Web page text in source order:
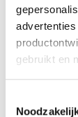
gebruikt en